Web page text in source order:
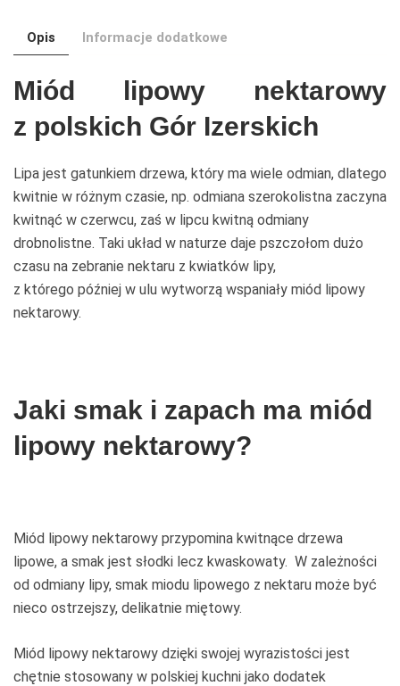
Opis Informacje dodatkowe
Miód lipowy nektarowy
z polskich Gór Izerskich
Lipa jest gatunkiem drzewa, który ma wiele odmian, dlatego
kwitnie w różnym czasie, np. odmiana szerokolistna zaczyna
kwitnąć w czerwcu, zaś w lipcu kwitną odmiany
drobnolistne. Taki układ w naturze daje pszczołom dużo
czasu na zebranie nektaru z kwiatków lipy,
z którego później w ulu wytworzą wspaniały miód lipowy
nektarowy.
Jaki smak i zapach ma miód
lipowy nektarowy?
Miód lipowy nektarowy przypomina kwitnące drzewa
lipowe, a smak jest słodki lecz kwaskowaty. W zależności
od odmiany lipy, smak miodu lipowego z nektaru może być
nieco ostrzejszy, delikatnie miętowy.
Miód lipowy nektarowy dzięki swojej wyrazistości jest
chętnie stosowany w polskiej kuchni jako dodatek